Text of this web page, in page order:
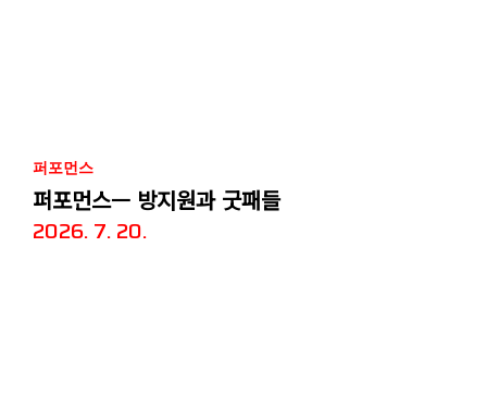
퍼포먼스
퍼포먼스— 방지원과 굿패들
2026. 7. 20.